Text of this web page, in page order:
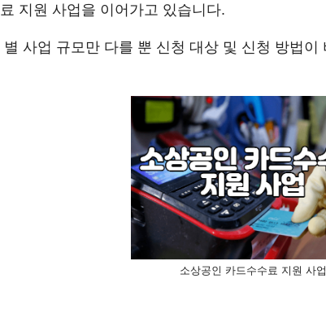
지원 사업을 이어가고 있습니다.
사업 규모만 다를 뿐 신청 대상 및 신청 방법
소상공인 카드수수료 지원 사업